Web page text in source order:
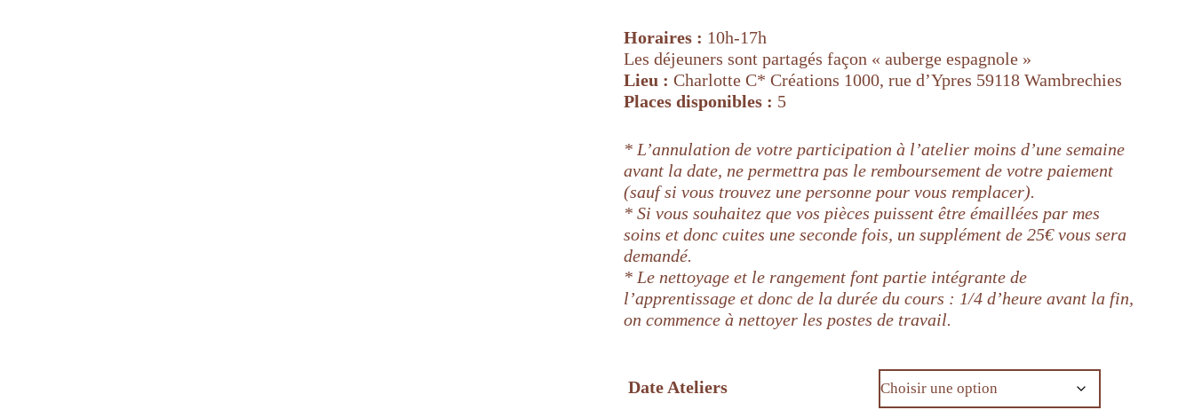
Horaires : 10h-17h
Les déjeuners sont partagés façon « auberge espagnole »
Lieu :Charlotte C* Créations 1000, rue d’Ypres 59118 Wambrechies
Places disponibles : 5
* L’annulation de votre participation à l’atelier moins d’une semaine
avant la date, ne permettra pas le remboursement de votre paiement
(sauf si vous trouvez une personne pour vous remplacer).
* Si vous souhaitez que vos pièces puissent être émaillées par mes
soins et donc cuites une seconde fois, un supplément de 25€ vous sera
demandé.
* Le nettoyage et le rangement font partie intégrante de
l’apprentissage et donc de la durée du cours : 1/4 d’heure avant la fin,
on commence à nettoyer les postes de travail.
Date Ateliers